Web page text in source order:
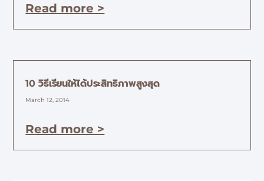
Read more >
10 วิธีเรียนให้ได้ประสิทธิภาพสูงสุด
March 12, 2014
Read more >